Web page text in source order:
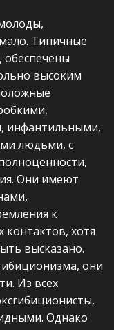
Типичные
обеспечены
высоким
инфантильными,
людьми, с
Они имеют
к
контактов, хотя
высказано.
они
Из всех
Однако